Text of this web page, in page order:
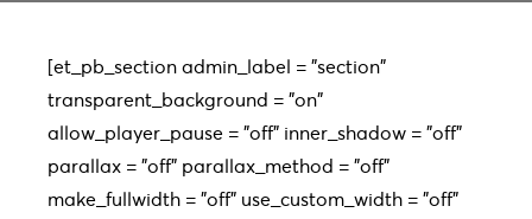
[et_pb_section admin_label = "section"
transparent_background = "on"
allow_player_pause = "off" inner_shadow = "off"
parallax = "off" parallax_method = "off"
make_fullwidth = "off" use_custom_width = "off"